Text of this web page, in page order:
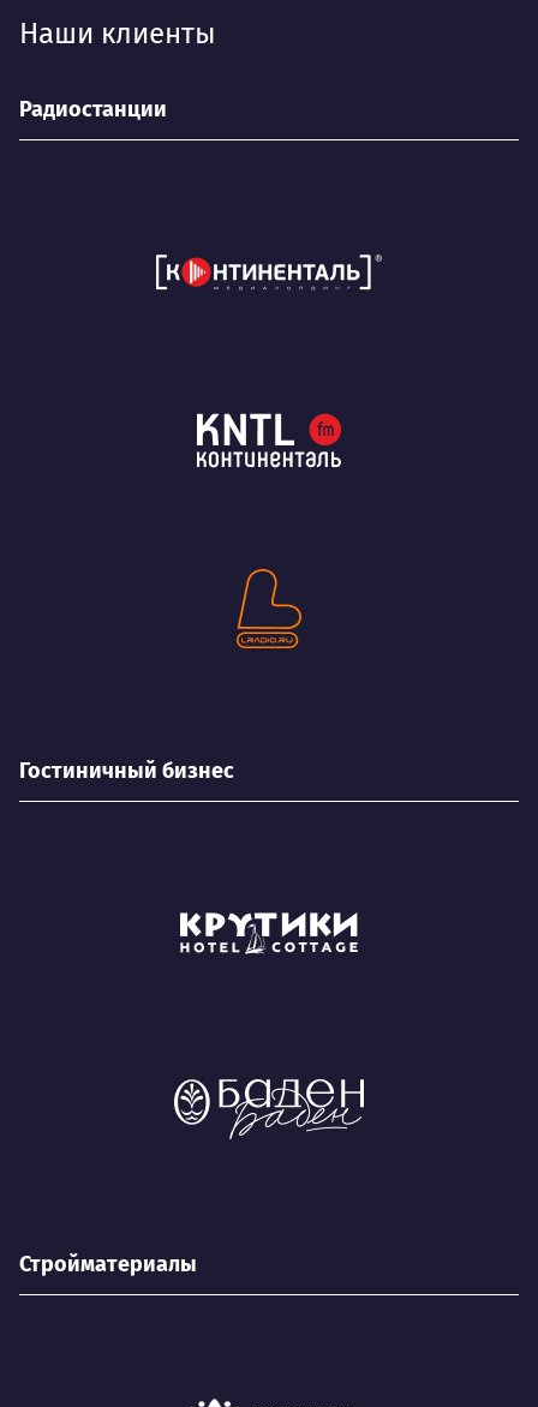
Наши клиенты
Радиостанции
Гостиничный бизнес
Стройматериалы